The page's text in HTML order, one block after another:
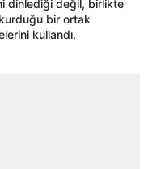
dinlediği değil, birlikte
bir ortak
kullandı.